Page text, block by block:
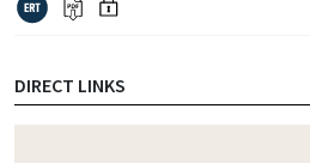
DIRECT LINKS